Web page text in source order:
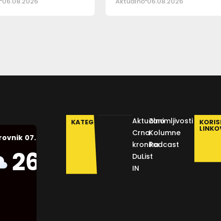
07.08.2026.
26
Humidity:
KATEGORIJE
Aktualno
Crna
kronika
DuList
IN
Zanimljivosti
Kolumne
Podcast